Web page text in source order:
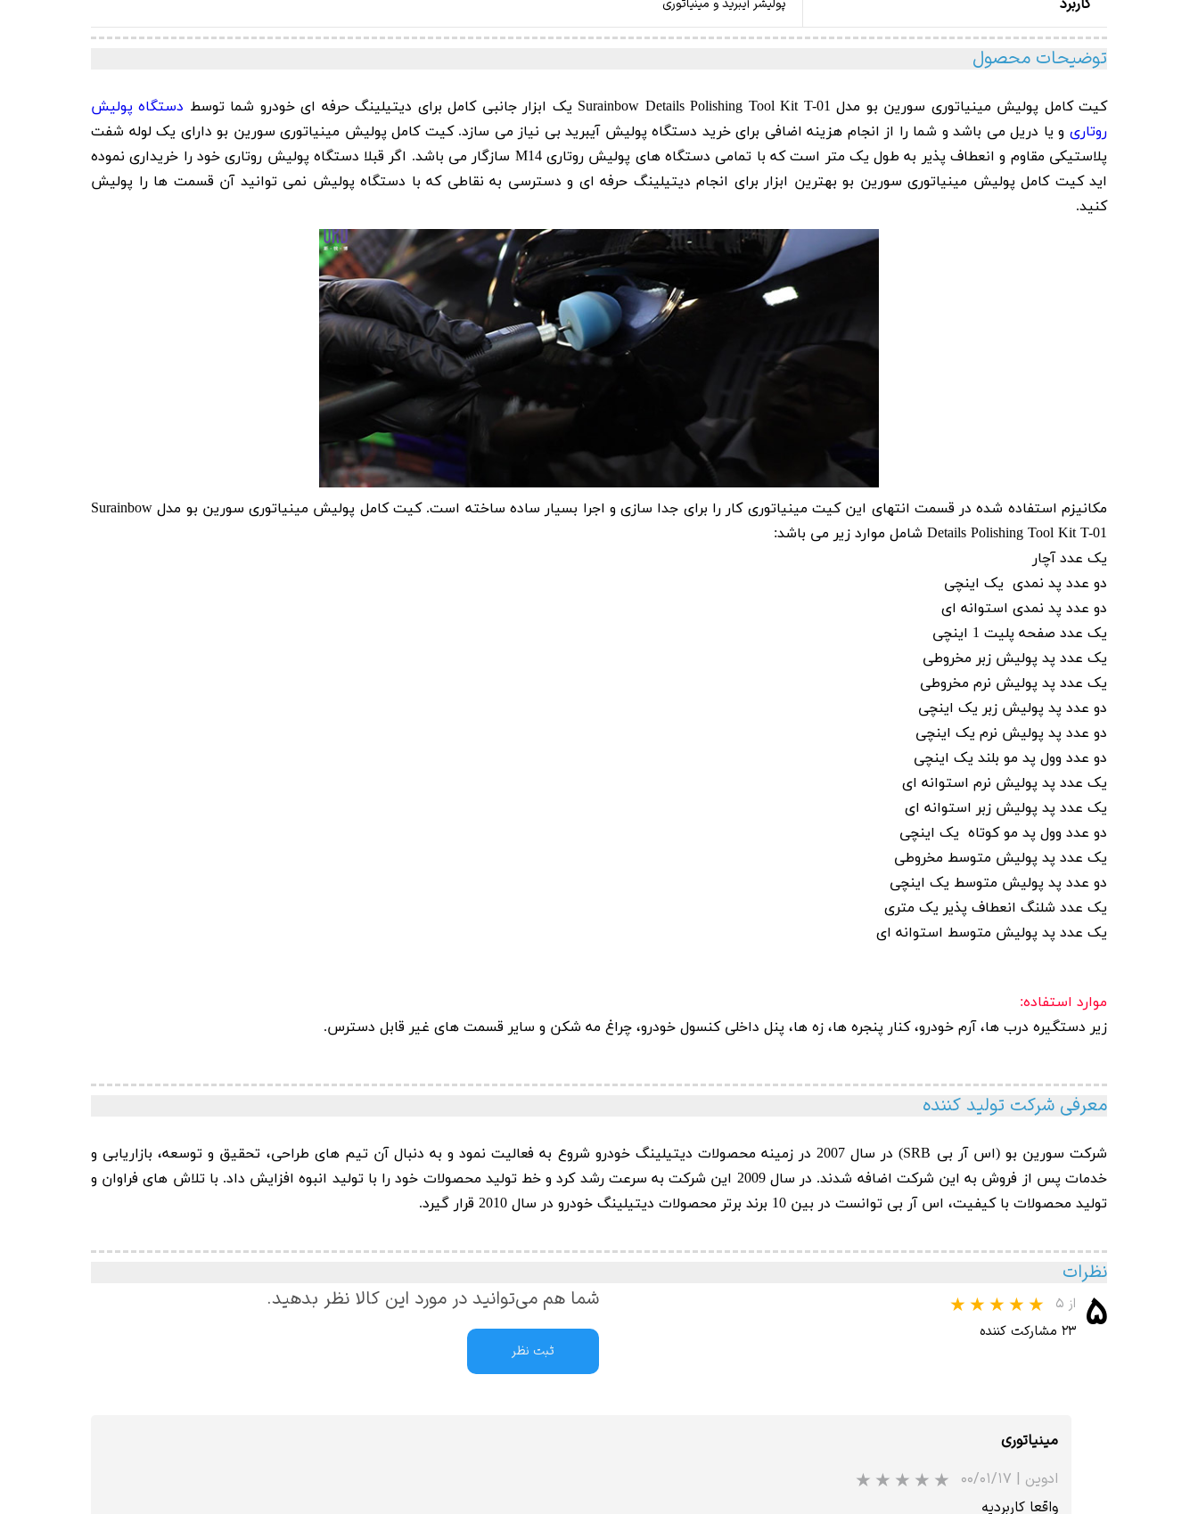
کاربرد پولیشر آیبرید و مینیاتوری
توضیحات محصول
کیت کامل پولیش مینیاتوری سورین بو مدل Surainbow Details Polishing Tool Kit T-01 یک ابزار جانبی کامل برای دیتیلینگ حرفه ای خودرو شما توسط
دستگاه پولیش
روتاری و یا دریل می باشد و شما را از انجام هزینه اضافی برای خرید دستگاه پولیش آیبرید بی نیاز می سازد. کیت کامل پولیش مینیاتوری سورین بو دارای یک لوله شفت
پلاستیکی مقاوم و انعطاف پذیر به طول یک متر است که با تمامی دستگاه های پولیش روتاری M14 سازگار می باشد. اگر قبلا دستگاه پولیش روتاری خود را خریداری نموده
اید کیت کامل پولیش مینیاتوری سورین بو بهترین ابزار برای انجام دیتیلینگ حرفه ای و دسترسی به نقاطی که با دستگاه پولیش نمی توانید آن قسمت ها را پولیش
کنید.
مکانیزم استفاده شده در قسمت انتهای این کیت مینیاتوری کار را برای جدا سازی و اجرا بسیار ساده ساخته است. کیت کامل پولیش مینیاتوری سورین بو مدل Surainbow
Details Polishing Tool Kit T-01 شامل موارد زیر می باشد:
یک عدد آچار
دو عدد پد نمدی یک اینچی
دو عدد پد نمدی استوانه ای
یک عدد صفحه پلیت 1 اینچی
یک عدد پد پولیش زبر مخروطی
یک عدد پد پولیش نرم مخروطی
دو عدد پد پولیش زبر یک اینچی
دو عدد پد پولیش نرم یک اینچی
دو عدد وول پد مو بلند یک اینچی
یک عدد پد پولیش نرم استوانه ای
یک عدد پد پولیش زبر استوانه ای
دو عدد وول پد مو کوتاه یک اینچی
یک عدد پد پولیش متوسط مخروطی
دو عدد پد پولیش متوسط یک اینچی
یک عدد شلنگ انعطاف پذیر یک متری
یک عدد پد پولیش متوسط استوانه ای
موارد استفاده:
زیر دستگیره درب ها، آرم خودرو، کنار پنجره ها، زه ها، پنل داخلی کنسول خودرو، چراغ مه شکن و سایر قسمت های غیر قابل دسترس.
معرفی شرکت تولید کننده
شرکت سورین بو
(اس آر بی SRB) در سال 2007 در زمینه محصولات دیتیلینگ خودرو شروع به فعالیت نمود و به دنبال آن تیم های طراحی، تحقیق و توسعه، بازاریابی و
خدمات پس از فروش به این شرکت اضافه شدند. در سال 2009 این شرکت به سرعت رشد کرد و خط تولید محصولات خود را با تولید انبوه افزایش داد. با تلاش های فراوان و
تولید محصولات با کیفیت، اس آر بی توانست در بین 10 برند برتر محصولات دیتیلینگ خودرو در سال 2010 قرار گیرد.
نظرات
۵ از ۵
۲۳ مشارکت کننده
شما هم می‌توانید در مورد این کالا نظر بدهید.
ثبت نظر
مینیاتوری
ادوین | ۰۰/۰۱/۱۷
واقعا کاربردیه